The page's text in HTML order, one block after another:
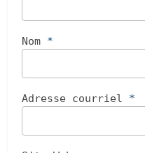
Nom *
Adresse courriel *